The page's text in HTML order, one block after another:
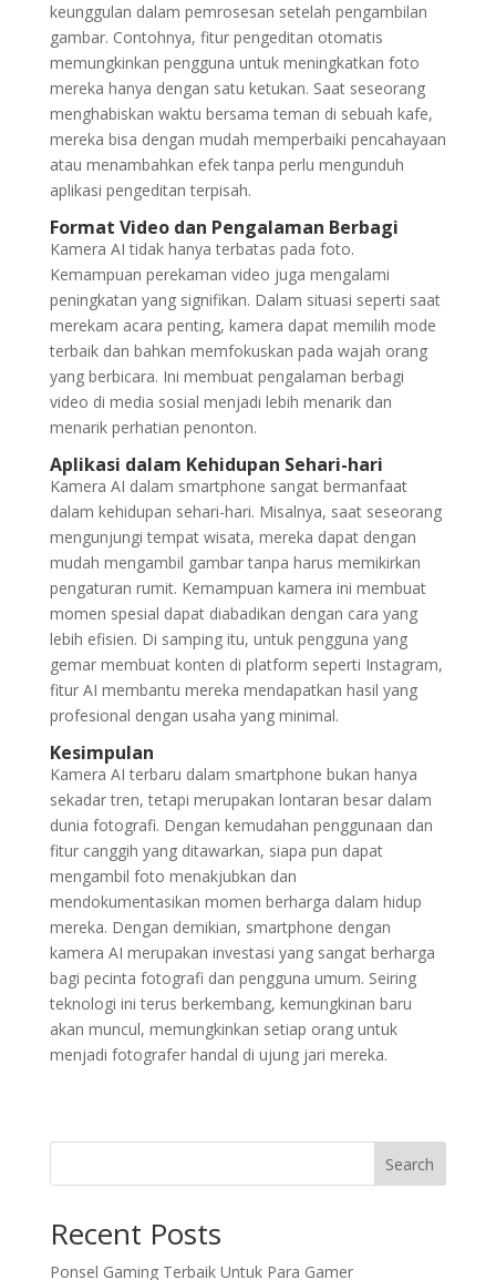
keunggulan dalam pemrosesan setelah pengambilan
gambar. Contohnya, fitur pengeditan otomatis
memungkinkan pengguna untuk meningkatkan foto
mereka hanya dengan satu ketukan. Saat seseorang
menghabiskan waktu bersama teman di sebuah kafe,
mereka bisa dengan mudah memperbaiki pencahayaan
atau menambahkan efek tanpa perlu mengunduh
aplikasi pengeditan terpisah.
Format Video dan Pengalaman Berbagi
Kamera AI tidak hanya terbatas pada foto.
Kemampuan perekaman video juga mengalami
peningkatan yang signifikan. Dalam situasi seperti saat
merekam acara penting, kamera dapat memilih mode
terbaik dan bahkan memfokuskan pada wajah orang
yang berbicara. Ini membuat pengalaman berbagi
video di media sosial menjadi lebih menarik dan
menarik perhatian penonton.
Aplikasi dalam Kehidupan Sehari-hari
Kamera AI dalam smartphone sangat bermanfaat
dalam kehidupan sehari-hari. Misalnya, saat seseorang
mengunjungi tempat wisata, mereka dapat dengan
mudah mengambil gambar tanpa harus memikirkan
pengaturan rumit. Kemampuan kamera ini membuat
momen spesial dapat diabadikan dengan cara yang
lebih efisien. Di samping itu, untuk pengguna yang
gemar membuat konten di platform seperti Instagram,
fitur AI membantu mereka mendapatkan hasil yang
profesional dengan usaha yang minimal.
Kesimpulan
Kamera AI terbaru dalam smartphone bukan hanya
sekadar tren, tetapi merupakan lontaran besar dalam
dunia fotografi. Dengan kemudahan penggunaan dan
fitur canggih yang ditawarkan, siapa pun dapat
mengambil foto menakjubkan dan
mendokumentasikan momen berharga dalam hidup
mereka. Dengan demikian, smartphone dengan
kamera AI merupakan investasi yang sangat berharga
bagi pecinta fotografi dan pengguna umum. Seiring
teknologi ini terus berkembang, kemungkinan baru
akan muncul, memungkinkan setiap orang untuk
menjadi fotografer handal di ujung jari mereka.
Search
Recent Posts
Ponsel Gaming Terbaik Untuk Para Gamer